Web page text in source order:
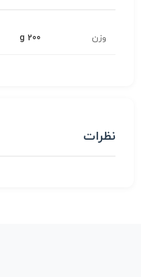
وزن 200 g
نظرات